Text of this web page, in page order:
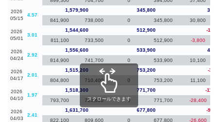
2026
05/15
4.57
1,579,900 345,800
841,900
738,000 0 345,800 30,800
2026
05/01
3.01
1,544,600 512,900
-
811,100
733,500 0 512,900 -3,800
2026
04/24
2.92
1,556,600 533,900
814,900
741,700 0 533,900 10,100
2026
04/17
2.01
1,515,200 753,200
-
804,800
710,400 0 753,200 11,100
2026
04/10
1.97
1,518,300 771,700
-
793,700
724,600 0 771,700 -28,400
2026
04/03
2.41
1,631,700 677,800
-
822,100
809,600 0 677,800 -26,600
スクロールできます